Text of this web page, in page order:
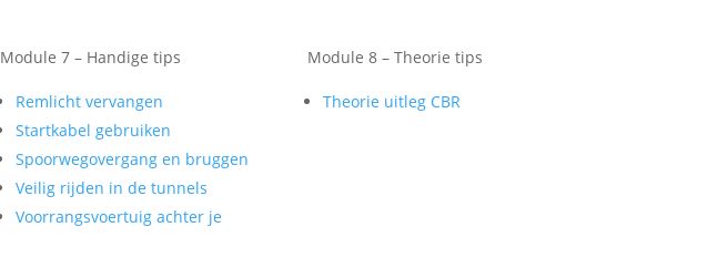
Module 7 – Handige tips
Remlicht vervangen
Startkabel gebruiken
Spoorwegovergang en bruggen
Veilig rijden in de tunnels
Voorrangsvoertuig achter je
Module 8 – Theorie tips
Theorie uitleg CBR